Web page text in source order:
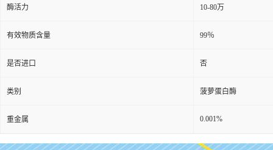
酶活力 10-80万
有效物质含量 99％
是否进口 否
类别 菠萝蛋白酶
重金属 0.001%